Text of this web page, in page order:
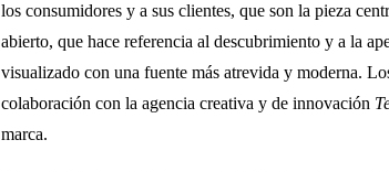
los consumidores y a sus clientes, que son la pieza
abierto, que hace referencia al descubrimiento y a la
visualizado con una fuente más atrevida y moderna.
colaboración con la agencia creativa y de innovación
marca.